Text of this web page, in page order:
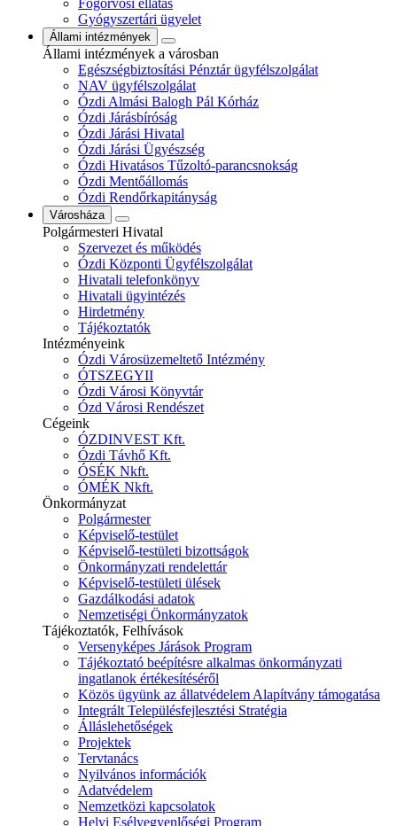
Fogorvosi ellátás
Gyógyszertári ügyelet
Állami intézmények
Állami intézmények a városban
Egészségbiztosítási Pénztár ügyfélszolgálat
NAV ügyfélszolgálat
Ózdi Almási Balogh Pál Kórház
Ózdi Járásbíróság
Ózdi Járási Hivatal
Ózdi Járási Ügyészség
Ózdi Hivatásos Tűzoltó-parancsnokság
Ózdi Mentőállomás
Ózdi Rendőrkapitányság
Városháza
Polgármesteri Hivatal
Szervezet és működés
Ózdi Központi Ügyfélszolgálat
Hivatali telefonkönyv
Hivatali ügyintézés
Hirdetmény
Tájékoztatók
Intézményeink
Ózdi Városüzemeltető Intézmény
ÓTSZEGYII
Ózdi Városi Könyvtár
Ózd Városi Rendészet
Cégeink
ÓZDINVEST Kft.
Ózdi Távhő Kft.
ÓSÉK Nkft.
ÓMÉK Nkft.
Önkormányzat
Polgármester
Képviselő-testület
Képviselő-testületi bizottságok
Önkormányzati rendelettár
Képviselő-testületi ülések
Gazdálkodási adatok
Nemzetiségi Önkormányzatok
Tájékoztatók, Felhívások
Versenyképes Járások Program
Tájékoztató beépítésre alkalmas önkormányzati
ingatlanok értékesítéséről
Közös ügyünk az állatvédelem Alapítvány támogatása
Integrált Településfejlesztési Stratégia
Álláslehetőségek
Projektek
Tervtanács
Nyilvános információk
Adatvédelem
Nemzetközi kapcsolatok
Helyi Esélyegyenlőségi Program